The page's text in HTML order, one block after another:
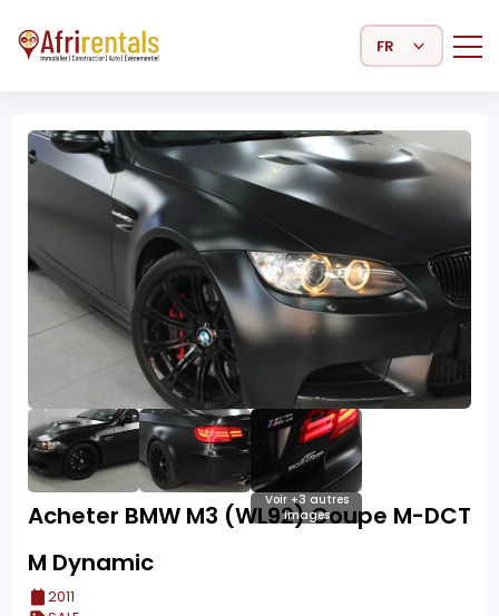
Select Language
Voir +3 autres
images
Acheter BMW M3 (WL92) Coupe M-DCT
M Dynamic
2011